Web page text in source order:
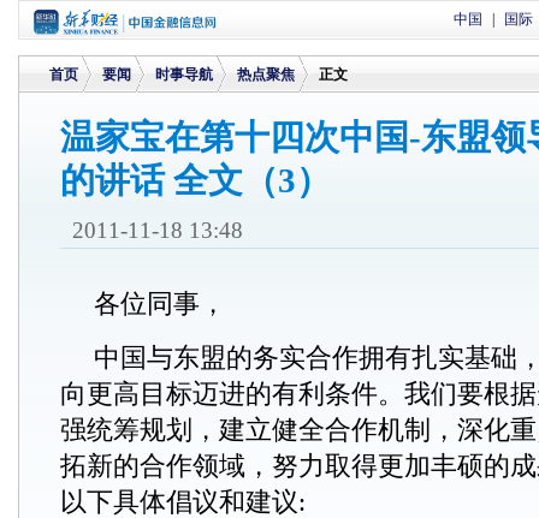
中国 国际
首页
>
要闻
>
时事导航
>
热点聚焦 正文
温家宝在第十四次中国-东盟领
的讲话 全文（3）
2011-11-18 13:48
各位同事，
中国与东盟的务实合作拥有扎实基础
向更高目标迈进的有利条件。我们要根
强统筹规划，建立健全合作机制，深化
拓新的合作领域，努力取得更加丰硕的
以下具体倡议和建议: